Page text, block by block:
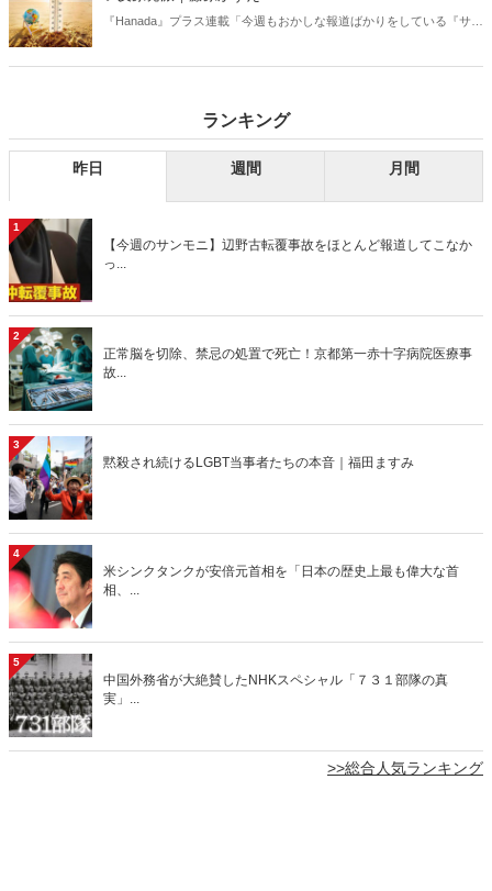
『Hanada』プラス連載「今週もおかしな報道ばかりをしている『サン
ランキング
昨日 週間 月間
1
【今週のサンモニ】辺野古転覆事故をほとんど報道してこなか
っ...
2
正常脳を切除、禁忌の処置で死亡！京都第一赤十字病院医療事
故...
3
黙殺され続けるLGBT当事者たちの本音｜福田ますみ
4
米シンクタンクが安倍元首相を「日本の歴史上最も偉大な首
相、...
5
中国外務省が大絶賛したNHKスペシャル「７３１部隊の真
実」...
>>総合人気ランキング